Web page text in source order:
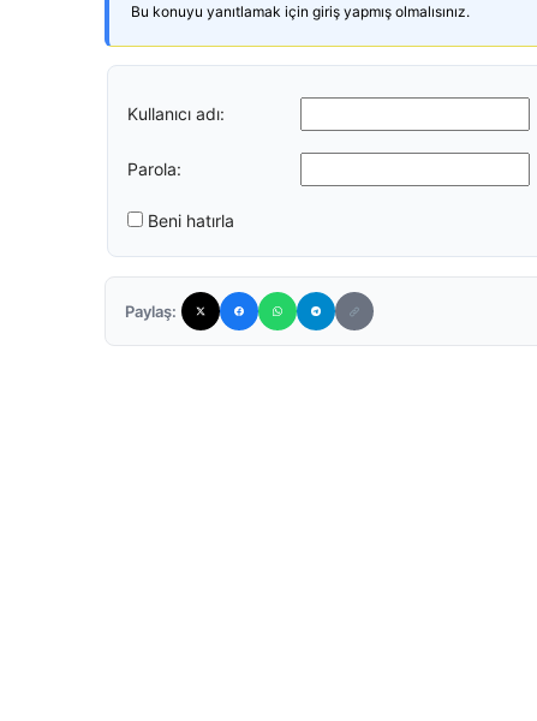
Bu konuyu yanıtlamak için giriş yapmış olmalısınız.
Kullanıcı adı:
Parola:
Beni hatırla
Paylaş: